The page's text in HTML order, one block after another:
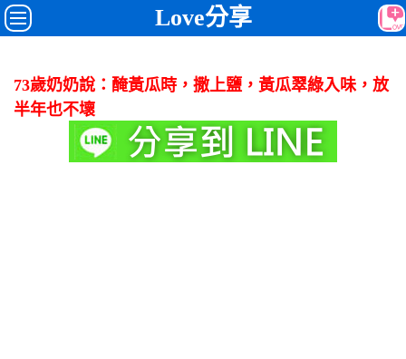
Love分享
73歲奶奶說：醃黃瓜時，撒上鹽，黃瓜翠綠入味，放
半年也不壞